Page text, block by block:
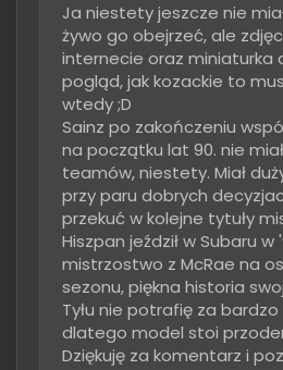
Ja niestety jeszcze nie
żywo go obejrzeć, ale
internecie oraz miniaturka
pogląd, jak kozackie to
wtedy ;D
Sainz po zakończeniu
na początku lat 90. nie
teamów, niestety. Miał
przy paru dobrych
przekuć w kolejne tytuły
Hiszpan jeździł w Subaru w
mistrzostwo z McRae na
sezonu, piękna historia
Tyłu nie potrafię za
dlatego model stoi
Dziękuję za komentarz i